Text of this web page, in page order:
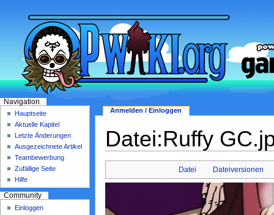
Datei:Ruffy
Datei Dateiversionen
Anmelden / Einloggen
Navigation
Hauptseite
Aktuelle Kapitel
Letzte Änderungen
Ausgezeichnete Artikel
Teambewerbung
Zufällige Seite
Hilfe
Community
Einloggen